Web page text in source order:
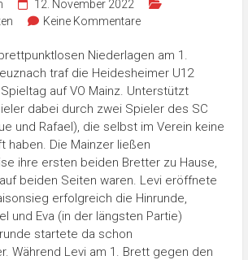
12. November 2022
Keine Kommentare
Niederlagen am 1.
traf die Heidesheimer U12
auf VO Mainz. Unterstützt
dabei durch zwei Spieler des SC
und Rafael), die selbst im Verein keine
haben. Die Mainzer ließen
ihre ersten beiden Bretter zu Hause,
beiden Seiten waren. Levi eröffnete
erfolgreich die Hinrunde,
und Eva (in der längsten Partie)
startete da schon
Während Levi am 1. Brett gegen den